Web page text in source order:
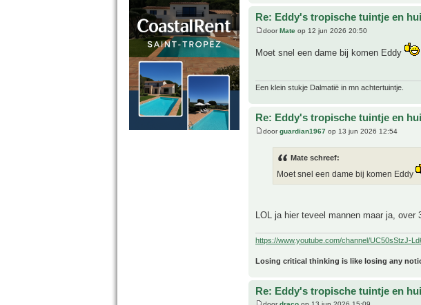
Re: Eddy's tropische tuintje en
doorMate op 12 jun 2026 20:50
Moet snel een dame bij komen Eddy
Een klein stukje Dalmatië in mn achtertuintje.
Re: Eddy's tropische tuintje en
doorguardian1967 op 13 jun 2026 12:54
Mate schreef:
Moet snel een dame bij komen Eddy
LOL ja hier teveel mannen maar ja,
https://www.youtube.com/channel/UC50sStzJ-
Losing critical thinking is like losing any
Re: Eddy's tropische tuintje en